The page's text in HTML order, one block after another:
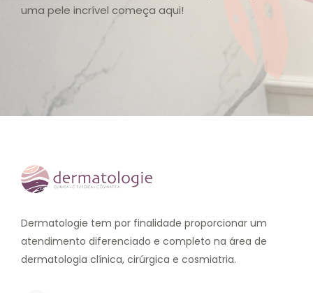
uma pele incrível começa aqui!
Dermatologie tem por finalidade proporcionar um
atendimento diferenciado e completo na área de
dermatologia clínica, cirúrgica e cosmiatria.